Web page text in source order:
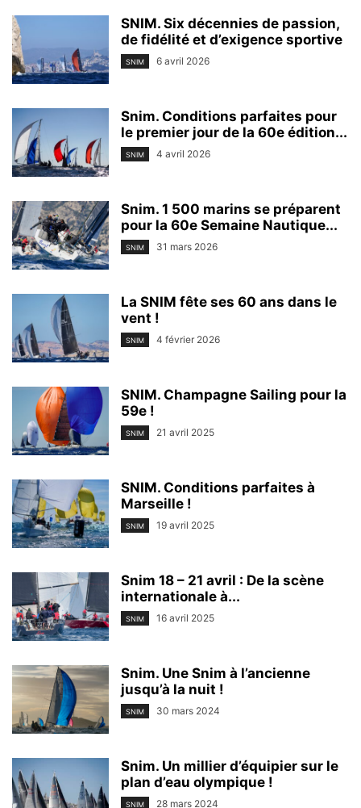
SNIM. Six décennies de passion,
de fidélité et d’exigence sportive
SNIM 6 avril 2026
Snim. Conditions parfaites pour
le premier jour de la 60e édition...
SNIM 4 avril 2026
Snim. 1 500 marins se préparent
pour la 60e Semaine Nautique...
SNIM 31 mars 2026
La SNIM fête ses 60 ans dans le
vent !
SNIM 4 février 2026
SNIM. Champagne Sailing pour la
59e !
SNIM 21 avril 2025
SNIM. Conditions parfaites à
Marseille !
SNIM 19 avril 2025
Snim 18 – 21 avril : De la scène
internationale à...
SNIM 16 avril 2025
Snim. Une Snim à l’ancienne
jusqu’à la nuit !
SNIM 30 mars 2024
Snim. Un millier d’équipier sur le
plan d’eau olympique !
SNIM 28 mars 2024